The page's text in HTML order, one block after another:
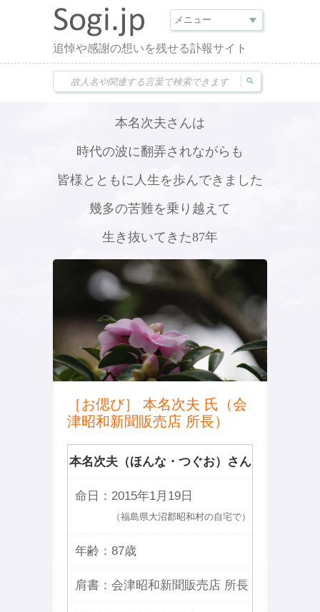
追悼や感謝の想いを残せる訃報サイト
本名次夫さんは
時代の波に翻弄されながらも
皆様とともに人生を歩んできました
幾多の苦難を乗り越えて
生き抜いてきた87年
［お偲び］ 本名次夫 氏（会
津昭和新聞販売店 所長）
本名次夫（ほんな・つぐお）さん
命日： 2015年1月19日
（福島県大沼郡昭和村の自宅で）
年齢： 87歳
肩書： 会津昭和新聞販売店 所長